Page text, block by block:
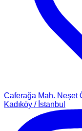
Caferağa Mah. Neşet
Kadıköy / İstanbul